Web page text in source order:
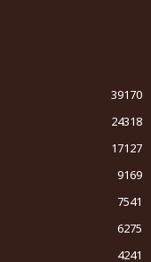
39170
24318
17127
9169
7541
6275
4241